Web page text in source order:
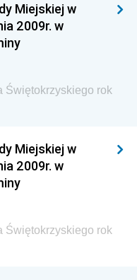
Zagranicznych
Biura
Dyrekcji Dróg
Miejskiej w
2009r. w
Świętokrzyskiego rok
Miejskiej w
2009r. w
Świętokrzyskiego rok